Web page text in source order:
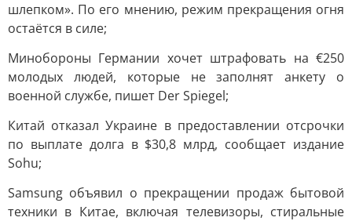
шлепком». По его мнению, режим прекращения огня
остаётся в силе;
Минобороны Германии хочет штрафовать на €250
молодых людей, которые не заполнят анкету о
военной службе, пишет Der Spiegel;
Китай отказал Украине в предоставлении отсрочки
по выплате долга в $30,8 млрд, сообщает издание
Sohu;
Samsung объявил о прекращении продаж бытовой
техники в Китае, включая телевизоры, стиральные